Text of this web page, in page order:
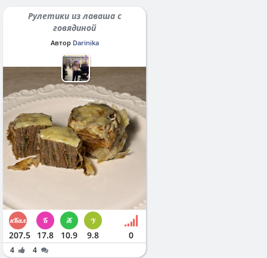
Рулетики из лаваша с
говядиной
Автор Darinika
207.5 17.8 10.9 9.8 0
4 4